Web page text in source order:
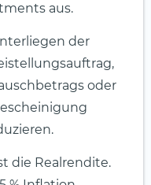
aus.
der
oder
die Realrendite.